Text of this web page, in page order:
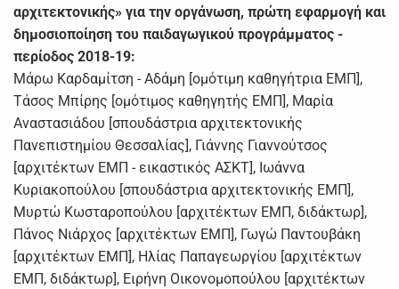
αρχιτεκτονικής» για την οργάνωση, πρώτη εφαρµογή και
δηµοσιοποίηση του παιδαγωγικού προγράµµατος -
περίοδος 2018-19:
Μάρω Καρδαμίτση - Αδάµη [οµότιµη καθηγήτρια ΕΜΠ],
Τάσος Μπίρης [οµότιµος καθηγητής ΕΜΠ], Μαρία
Αναστασιάδου [σπουδάστρια αρχιτεκτονικής
Πανεπιστηµίου Θεσσαλίας], Γιάννης Γιαννούτσος
[αρχιτέκτων ΕΜΠ - εικαστικός ΑΣΚΤ], Ιωάννα
Κυριακοπούλου [σπουδάστρια αρχιτεκτονικής ΕΜΠ],
Μυρτώ Κωσταροπούλου [αρχιτέκτων ΕΜΠ, διδάκτωρ],
Πάνος Νιάρχος [αρχιτέκτων ΕΜΠ], Γωγώ Παντουβάκη
[αρχιτέκτων ΕΜΠ], Ηλίας Παπαγεωργίου [αρχιτέκτων
ΕΜΠ, διδάκτωρ], Ειρήνη Οικονοµοπούλου [αρχιτέκτων